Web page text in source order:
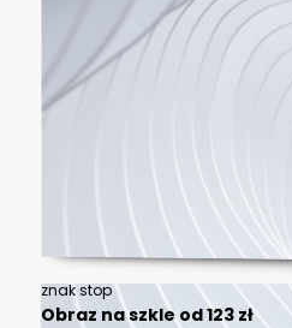
znak stop
Obraz na szkle od 123 zł